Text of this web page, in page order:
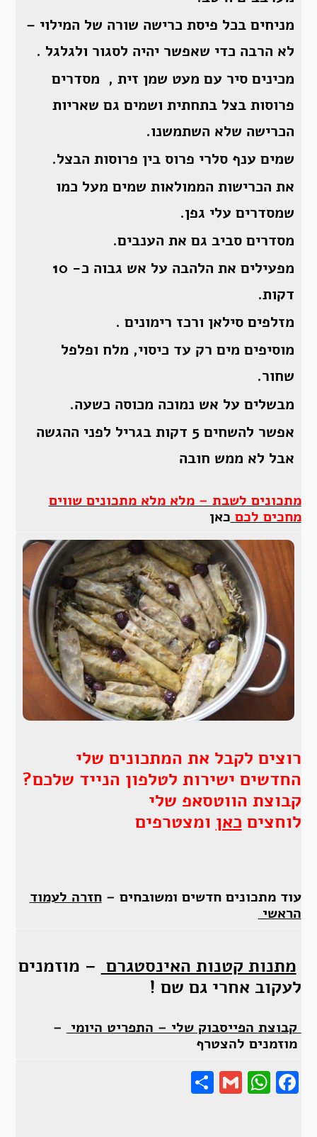
מניחים בכל פיסת כרישה שורה של המילוי –
לא הרבה כדי שאפשר יהיה לסגור ולגלגל .
מכינים סיר עם מעט שמן זית , מסדרים
פרוסות בצל בתחתית ושמים גם שאריות
הכרישה שלא השתמשנו.
שמים ענף סלרי פרוס בין פרוסות הבצל.
את הכרישות הממולאות שמים מעל כמו
שמסדרים עלי גפן.
מסדרים סביב גם את הענבים.
מפעילים את הלהבה על אש גבוה כ- 10
דקות.
מזלפים סילאן ורכז רימונים .
מוסיפים מים רק עד כיסוי, מלח ופלפל
שחור.
מבשלים על אש נמוכה מכוסה כשעה.
אפשר להשחים 5 דקות בגריל לפני ההגשה
אבל לא ממש חובה
מתכונים לשבת – מלא מלא מתכונים שווים
מחכים לכם כאן
רוצים לקבל את המתכונים שלי
החדשים ישירות לטלפון הנייד שלכם?
קבוצת הווטסאפ שלי
לוחצים כאן ומצטרפים
עוד מתכונים חדשים ומשובחים –חזרה לעמוד
הראשי
מתנות קטנות האינסטגרם – מוזמנים
לעקוב אחרי גם שם !
קבוצת הפייסבוק שלי – התפריט היומי –
מוזמנים להצטרף
Gmail
Share